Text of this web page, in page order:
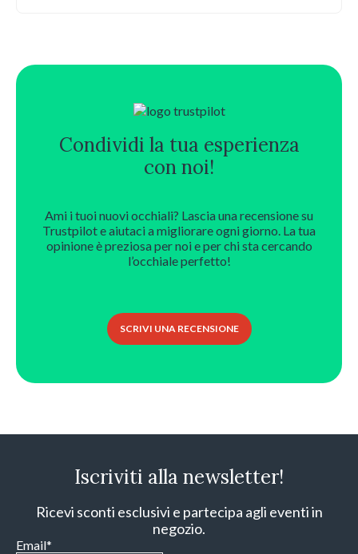
Condividi la tua esperienza
con noi!
Ami i tuoi nuovi occhiali? Lascia una recensione su
Trustpilot e aiutaci a migliorare ogni giorno. La tua
opinione è preziosa per noi e per chi sta cercando
l’occhiale perfetto!
SCRIVI UNA RECENSIONE
Iscriviti alla newsletter!
Ricevi sconti esclusivi e partecipa agli eventi in
negozio.
Email*